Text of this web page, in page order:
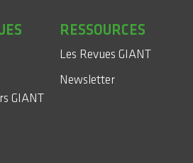
GIANT
RESSOURCES
Les Revues GIANT
Newsletter